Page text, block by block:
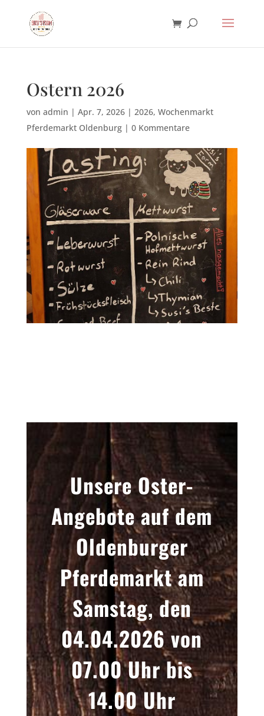
Ostern 2026
von admin | Apr. 7, 2026| 2026, Wochenmarkt
Pferdemarkt Oldenburg| 0 Kommentare
Unsere Oster-
Angebote auf dem
Oldenburger
Pferdemarkt am
Samstag, den
04.04.2026 von
07.00 Uhr bis
14.00 Uhr